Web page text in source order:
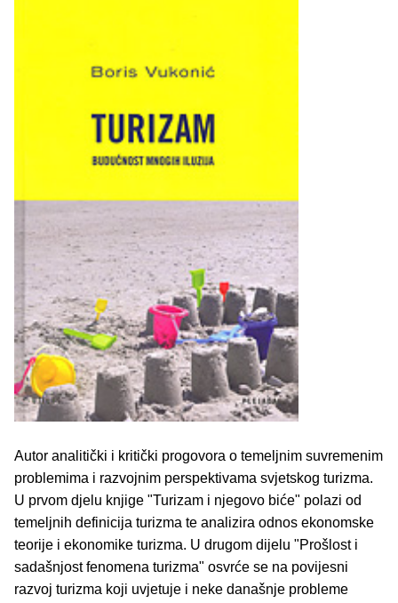
Autor analitički i kritički progovora o temeljnim suvremenim
problemima i razvojnim perspektivama svjetskog turizma.
U prvom djelu knjige "Turizam i njegovo biće" polazi od
temeljnih definicija turizma te analizira odnos ekonomske
teorije i ekonomike turizma. U drugom dijelu "Prošlost i
sadašnjost fenomena turizma" osvrće se na povijesni
razvoj turizma koji uvjetuje i neke današnje probleme